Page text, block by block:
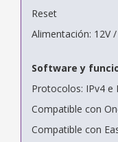
Reset
Alimentación: 12V
Software y
Protocolos: IPv4 e
Compatible con
Compatible con